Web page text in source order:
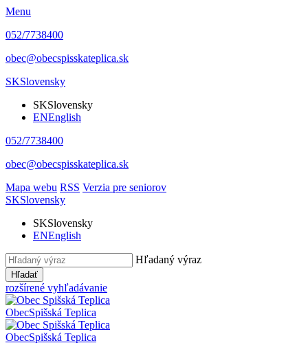
Menu
052/7738400
obec@obecspisskateplica.sk
SKSlovensky
SKSlovensky
ENEnglish
052/7738400
obec@obecspisskateplica.sk
Mapa webu RSS Verzia pre seniorov
SKSlovensky
SKSlovensky
ENEnglish
Hľadaný výraz
Hľadať
rozšírené vyhľadávanie
ObecSpišská Teplica
ObecSpišská Teplica